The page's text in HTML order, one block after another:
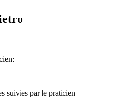
suivies par le praticien